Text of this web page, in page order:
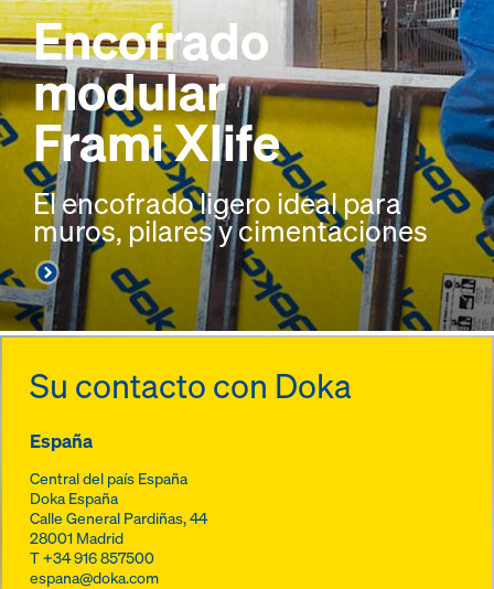
Encofrado
modular
Frami Xlife
El encofrado ligero ideal para
muros, pilares y cimentaciones
Su contacto con Doka
España
Central del país España
Doka España
Calle General Pardiñas, 44
28001 Madrid
T+34 916 857500
espana@doka.com